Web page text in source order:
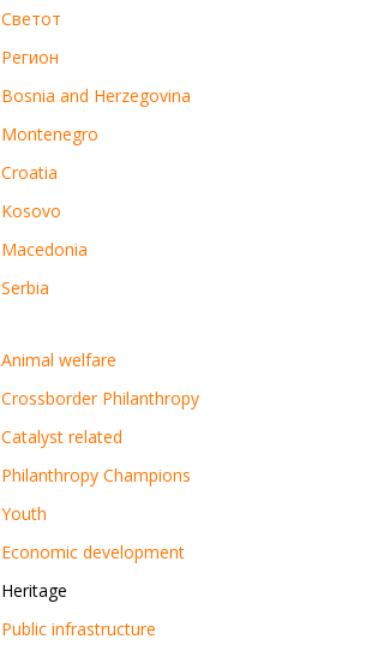
Светот
Регион
Bosnia and Herzegovina
Montenegro
Croatia
Kosovo
Macedonia
Serbia
Animal welfare
Crossborder Philanthropy
Catalyst related
Philanthropy Champions
Youth
Economic development
Heritage
Public infrastructure